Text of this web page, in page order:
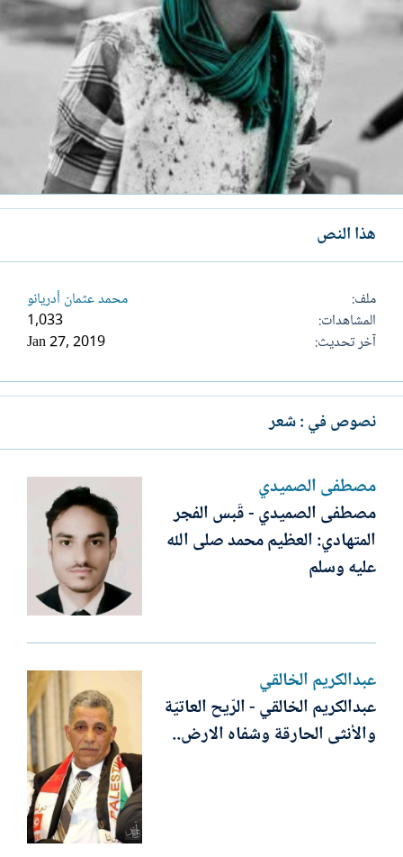
هذا النص
ملف
محمد عثمان أدريانو
المشاهدات
1,033
آخر تحديث
Jan 27, 2019
نصوص في : شعر
مصطفى الصميدي
مصطفى الصميدي - قَبس الفجر
المتهادي: العظيم محمد صلى الله
عليه وسلم
عبدالكريم الخالقي
عبدالكريم الخالقي - الرّيح العاتيّة
والأنثى الحارقة وشفاه الارض..